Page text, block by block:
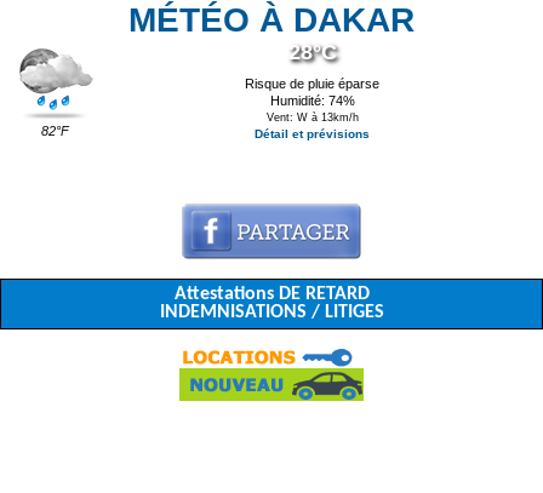
MÉTÉO À DAKAR
82°F
28°C
Risque de pluie éparse
Humidité: 74%
Vent: W à 13km/h
Détail et prévisions
Attestations DE RETARD
INDEMNISATIONS / LITIGES